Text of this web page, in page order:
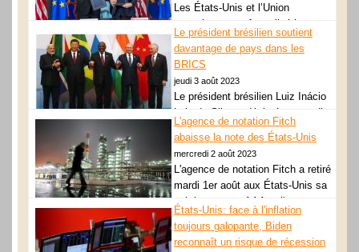
Les États-Unis et l’Union
européenne ont formalisé leur
partenariat stratégique sur les
minerais critiques le 24 avril 2026 à Washington. Le...
GN_lirelasuite
Le président brésilien soutient
davantage de pays dans les
BRICS
jeudi 3 août 2023
Le président brésilien Luiz Inácio
Lula da Silva a déclaré mercredi
qu'il soutenait davantage de pays
rejoignant le groupe BRICS des grands pays... GN_lirelasuite
L'agence de notation Fitch
abaisse la note des États-Unis
mercredi 2 août 2023
L'agence de notation Fitch a retiré
mardi 1er août aux États-Unis sa
précieuse note AAA et l'a
abaissée d'un cran, à AA+, une
première depuis... GN_lirelasuite
États-Unis: face à l'inflation
toujours galopante, Biden
reconnaît un risque de récession